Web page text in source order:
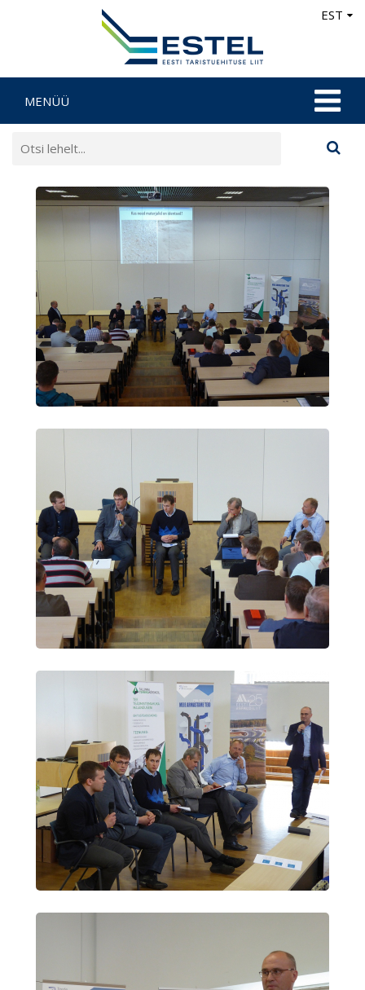
EST
MENÜÜ